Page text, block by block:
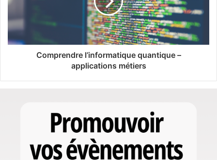
Comprendre l’informatique quantique –
applications métiers